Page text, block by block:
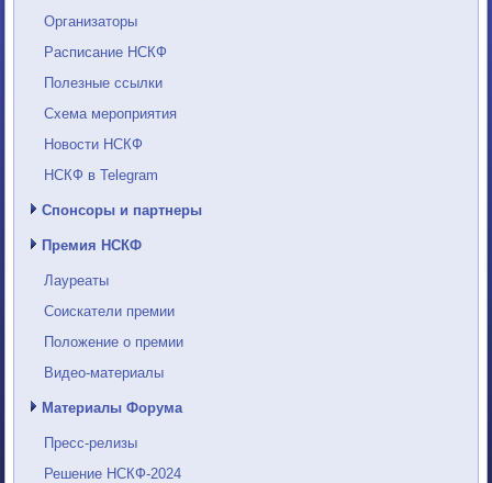
Организаторы
Расписание НСКФ
Полезные ссылки
Схема мероприятия
Новости НСКФ
НСКФ в Telegram
Спонсоры и партнеры
Премия НСКФ
Лауреаты
Соискатели премии
Положение о премии
Видео-материалы
Материалы Форума
Пресс-релизы
Решение НСКФ-2024